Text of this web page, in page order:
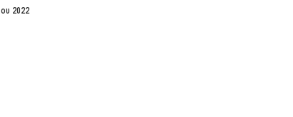
2022